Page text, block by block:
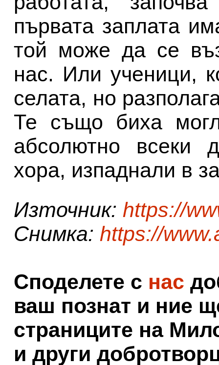
първата заплата
той може да се
нас. Или ученици,
селата, но
Те също биха
абсолютно всеки
хора, изпаднали в
Източник: https://
Снимка: https://
Споделете с нас
ваш познат и ние
страниците на
и други